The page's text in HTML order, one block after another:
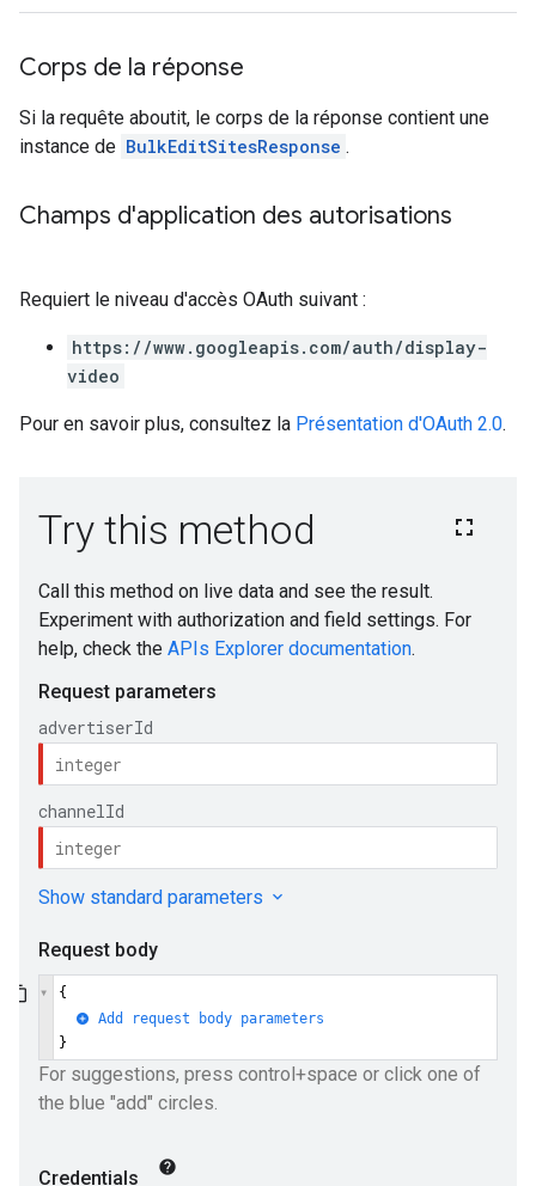
Corps de la réponse
Si la requête aboutit, le corps de la réponse contient une
instance de BulkEditSitesResponse .
Champs d'application des autorisations
Requiert le niveau d'accès OAuth suivant :
https://www.googleapis.com/auth/display-
video
Pour en savoir plus, consultez la Présentation d'OAuth 2.0.